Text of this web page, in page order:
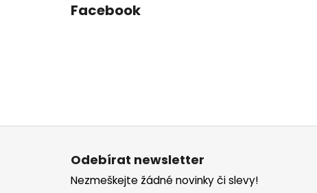
Facebook
Z
Odebírat newsletter
Nezmeškejte žádné novinky či slevy!